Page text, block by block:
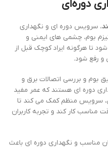
دوره‌ای
، سرویس دوره ای و نگهداری
بوم، چشمی های ایمنی و
تا هرگونه ایراد کوچک قبل از
و رفع شود.
بوم و بررسی اتصالات برق و
دوره ای هستند که عمر مفید
سرویس منظم کمک می کند تا
کار کند و تجربه کاربران
مناسب و نگهداری دوره ای باعث